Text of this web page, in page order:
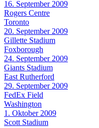
16. September 2009
Rogers Centre
Toronto
20. September 2009
Gillette Stadium
Foxborough
24. September 2009
Giants Stadium
East Rutherford
29. September 2009
FedEx Field
Washington
1. Oktober 2009
Scott Stadium